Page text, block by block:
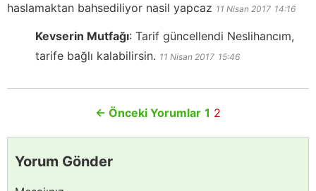
haslamaktan bahsediliyor nasil yapcaz 11 Nisan 2017 14:16
Kevserin Mutfağı: Tarif güncellendi Neslihancım,
tarife bağlı kalabilirsin. 11 Nisan 2017 15:46
← Önceki Yorumlar 1 2
Yorum Gönder